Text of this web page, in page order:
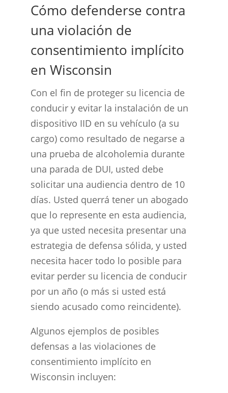
Cómo defenderse contra
una violación de
consentimiento implícito
en Wisconsin
Con el fin de proteger su licencia de
conducir y evitar la instalación de un
dispositivo IID en su vehículo (a su
cargo) como resultado de negarse a
una prueba de alcoholemia durante
una parada de DUI, usted debe
solicitar una audiencia dentro de 10
días. Usted querrá tener un abogado
que lo represente en esta audiencia,
ya que usted necesita presentar una
estrategia de defensa sólida, y usted
necesita hacer todo lo posible para
evitar perder su licencia de conducir
por un año (o más si usted está
siendo acusado como reincidente).
Algunos ejemplos de posibles
defensas a las violaciones de
consentimiento implícito en
Wisconsin incluyen: